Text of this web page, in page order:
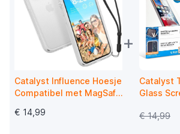
Catalyst Influence Hoesje
Compatibel met MagSafe
€ 14,99
+
Catalyst
Glass
Pro
€ 14,99